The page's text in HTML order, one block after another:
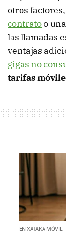
otros
contratoo una
las llamadas
ventajas
gigas no
tarifas
EN XATAKA MÓVIL